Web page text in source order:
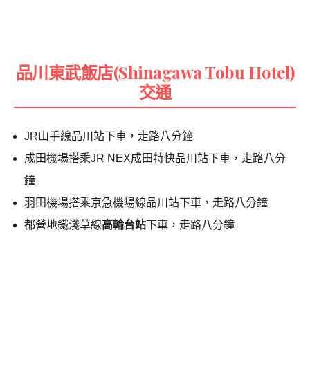
品川東武飯店(Shinagawa Tobu Hotel)
交通
JR山手線品川站下車，走路八分鐘
成田機場搭乘JR NEX成田特快品川站下車，走路八分
鐘
羽田機場搭乘京急機場線品川站下車，走路八分鐘
都營地鐵淺草線高輪台站下車，走路八分鐘